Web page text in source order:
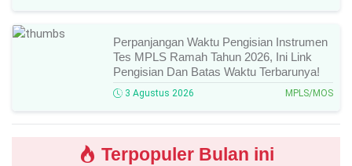
Perpanjangan Waktu Pengisian Instrumen
Tes MPLS Ramah Tahun 2026, Ini Link
Pengisian Dan Batas Waktu Terbarunya!
3 Agustus 2026 MPLS/MOS
Terpopuler Bulan ini